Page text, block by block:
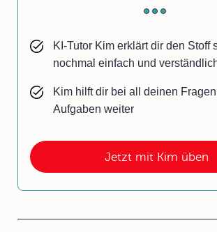
Jetzt mit Kim üben
KI-Tutor Kim erklärt dir den Stoff
nochmal einfach und
Kim hilft dir bei all deinen
Aufgaben weiter